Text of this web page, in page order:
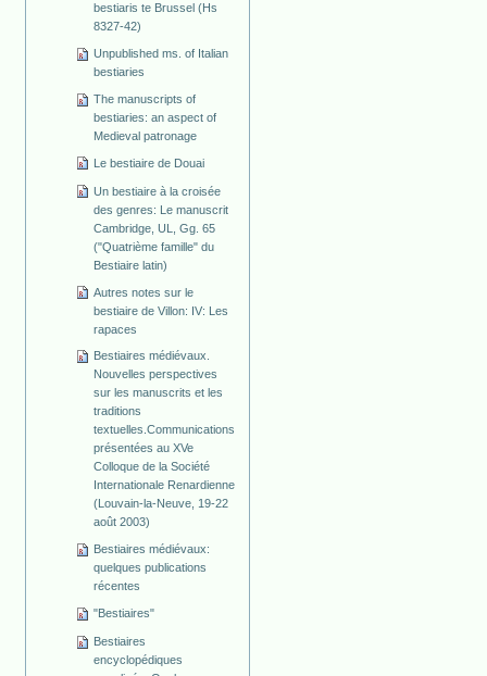
bestiaris te Brussel (Hs
8327-42)
Unpublished ms. of Italian
bestiaries
The manuscripts of
bestiaries: an aspect of
Medieval patronage
Le bestiaire de Douai
Un bestiaire à la croisée
des genres: Le manuscrit
Cambridge, UL, Gg. 65
("Quatrième famille" du
Bestiaire latin)
Autres notes sur le
bestiaire de Villon: IV: Les
rapaces
Bestiaires médiévaux.
Nouvelles perspectives
sur les manuscrits et les
traditions
textuelles.Communications
présentées au XVe
Colloque de la Société
Internationale Renardienne
(Louvain-la-Neuve, 19-22
août 2003)
Bestiaires médiévaux:
quelques publications
récentes
"Bestiaires"
Bestiaires
encyclopédiques